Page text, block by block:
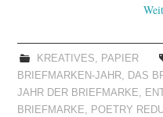
KREATIVES, PAPIER
BRIEFMARKEN-JAHR, DAS
JAHR DER BRIEFMARKE,
BRIEFMARKE, POETRY